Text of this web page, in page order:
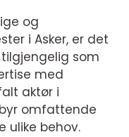
og
i Asker, er det
som
med
aktør i
omfattende
ulike behov.